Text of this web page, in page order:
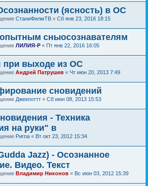
(ясность) в ОС
СтаниФилмТВ « Сб янв 23, 2016 18:15
сныосознавателям
ЛИЛИЯ-Р « Пт янв 22, 2016 16:05
при выходе из ОС
Андрей Патрушев « Чт июн 20, 2013 7:49
сновидений
Джекпоттт « Сб июн 08, 2013 15:53
- Техника
на руки" в
Ригпа « Вт окт 23, 2012 15:34
Jazz) - Осознанное
Видео. Текст
Владимир Никонов « Вс июн 03, 2012 15:39